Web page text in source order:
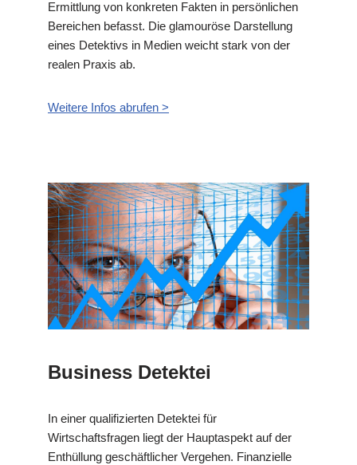
Ermittlung von konkreten Fakten in persönlichen
Bereichen befasst. Die glamouröse Darstellung
eines Detektivs in Medien weicht stark von der
realen Praxis ab.
Weitere Infos abrufen >
Business Detektei
In einer qualifizierten Detektei für
Wirtschaftsfragen liegt der Hauptaspekt auf der
Enthüllung geschäftlicher Vergehen. Finanzielle